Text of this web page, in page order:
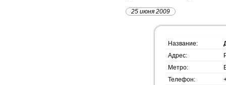
25 июня 2009
Название:
Адрес:
Метро:
Телефон: